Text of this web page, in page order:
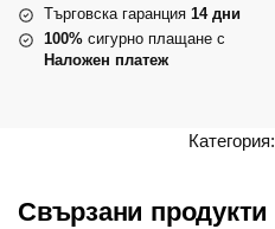
Търговска гаранция 14 дни
100% сигурно плащане с
Наложен платеж
Категория:
Свързани продукти